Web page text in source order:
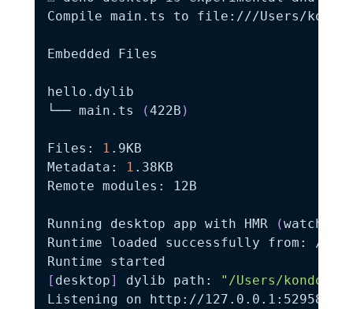
Compile main.ts to file:///Users/
Embedded Files
hello.dylib
└── main.ts
(422B )
Files: 1 .9KB
Metadata:
1 .38KB
Remote modules: 12B
Running desktop app with HMR (watching
Runtime loaded successfully from: /
[ desktop] dylib path:
"/Users/